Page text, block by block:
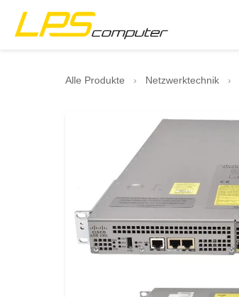
Alle Produkte › Netzwerktechnik ›